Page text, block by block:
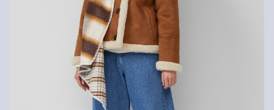
innerhalb von 30 Tagen kostenlos zurückgeben.